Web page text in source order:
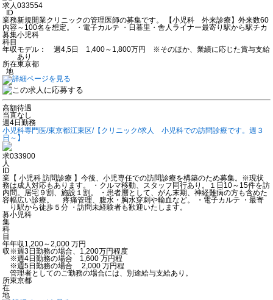
求人
ID
033554
業務
内容
新規開業クリニックの管理医師の募集です。 【小児科 外来診療】外来数60
～100名を想定。 ・電子カルテ ・日暮里・舎人ライナー最寄り駅から駅チカ
募集
科目
小児科
年収モデル： 週4,5日 1,400～1,800万円 ※そのほか、業績に応じた賞与支給
あり
所在
地
東京都
高額待遇
当直なし
週4日勤務
小児科専門医/東京都江東区/【クリニック/求人 小児科での訪問診療です。週３
日～】
求
人
ID
033900
業
務
内
容
【 小児科 訪問診療 】今後、小児専任での訪問診療を構築のため募集。※現状
は成人対応もあります。 ・クルマ移動、スタッフ同行あり。１日10～15件を訪
問。居宅９割、施設１割。 ・患者層として、がん末期、神経難病の方も含めた
幅広い診療。 疼痛管理、腹水・胸水穿刺や輸血など。 ・電子カルテ ・最寄
り駅から徒歩５分 ・訪問未経験者も歓迎いたします。
募
集
科
目
小児科
年
収
年収1,200～2,000 万円
※週3日勤務の場合、1,200万円程度
※週4日勤務の場合 1,600 万円程
※週5日勤務の場合 2,000 万円程
管理者としてのご勤務の場合には、別途給与支給あり。
所
在
地
東京都